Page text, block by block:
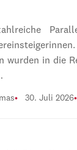
wurden in die
30. Juli 2026